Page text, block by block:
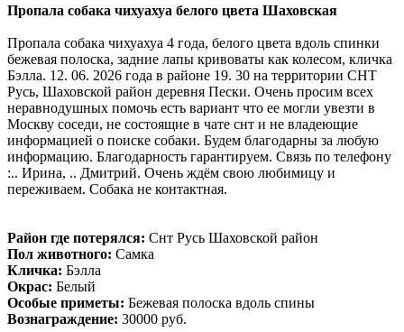
Пропала собака чихуахуа белого цвета Шаховская
Пропала собака чихуахуа 4 года, белого цвета вдоль спинки
бежевая полоска, задние лапы кривоваты как колесом, кличка
Бэлла. 12. 06. 2026 года в районе 19. 30 на территории СНТ
Русь, Шаховской район деревня Пески. Очень просим всех
неравнодушных помочь есть вариант что ее могли увезти в
Москву соседи, не состоящие в чате снт и не владеющие
информацией о поиске собаки. Будем благодарны за любую
информацию. Благодарность гарантируем. Связь по телефону
:.. Ирина, .. Дмитрий. Очень ждём свою любимицу и
переживаем. Собака не контактная.
Район где потерялся: Снт Русь Шаховской район
Пол животного: Самка
Кличка: Бэлла
Окрас: Белый
Особые приметы: Бежевая полоска вдоль спины
Вознаграждение: 30000 руб.